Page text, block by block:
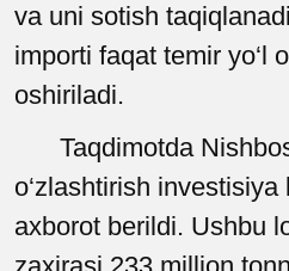
va uni sotish
importi faqat temir yo‘l
oshiriladi.
Taqdimotda
o‘zlashtirish
axborot berildi. Ushbu